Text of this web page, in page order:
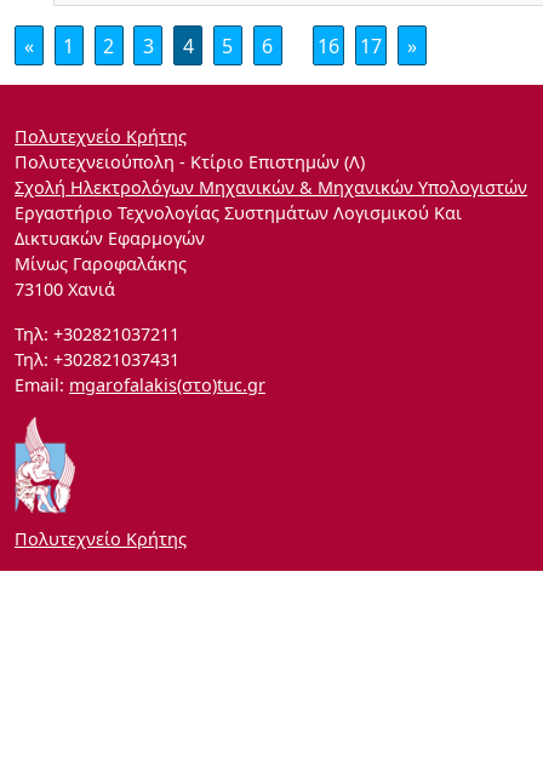
« 1 2 3 4 5 6 16 17 »
Πολυτεχνείο Κρήτης
Πολυτεχνειούπολη - Κτίριο Επιστημών (Λ)
Σχολή Ηλεκτρολόγων Μηχανικών & Μηχανικών Υπολογιστών
Εργαστήριο Τεχνολογίας Συστημάτων Λογισμικού Και
Δικτυακών Εφαρμογών
Μίνως Γαροφαλάκης
73100 Χανιά
Τηλ: +302821037211
Τηλ: +302821037431
Email: mgarofalakis(στο)tuc.gr
Πολυτεχνείο Κρήτης